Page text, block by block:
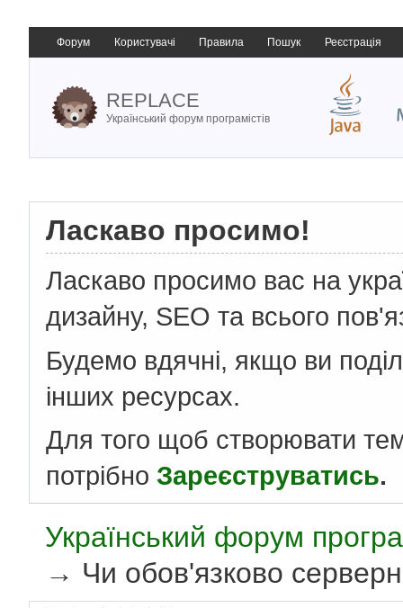
Форум Користувачі Правила Пошук Реєстрація
REPLACE
Український форум програмістів
Ласкаво просимо!
Ласкаво просимо вас на
дизайну, SEO та всього
Будемо вдячні, якщо ви
інших ресурсах.
Для того щоб створювати
потрібно Зареєструватись.
Український форум
→ Чи обов'язково